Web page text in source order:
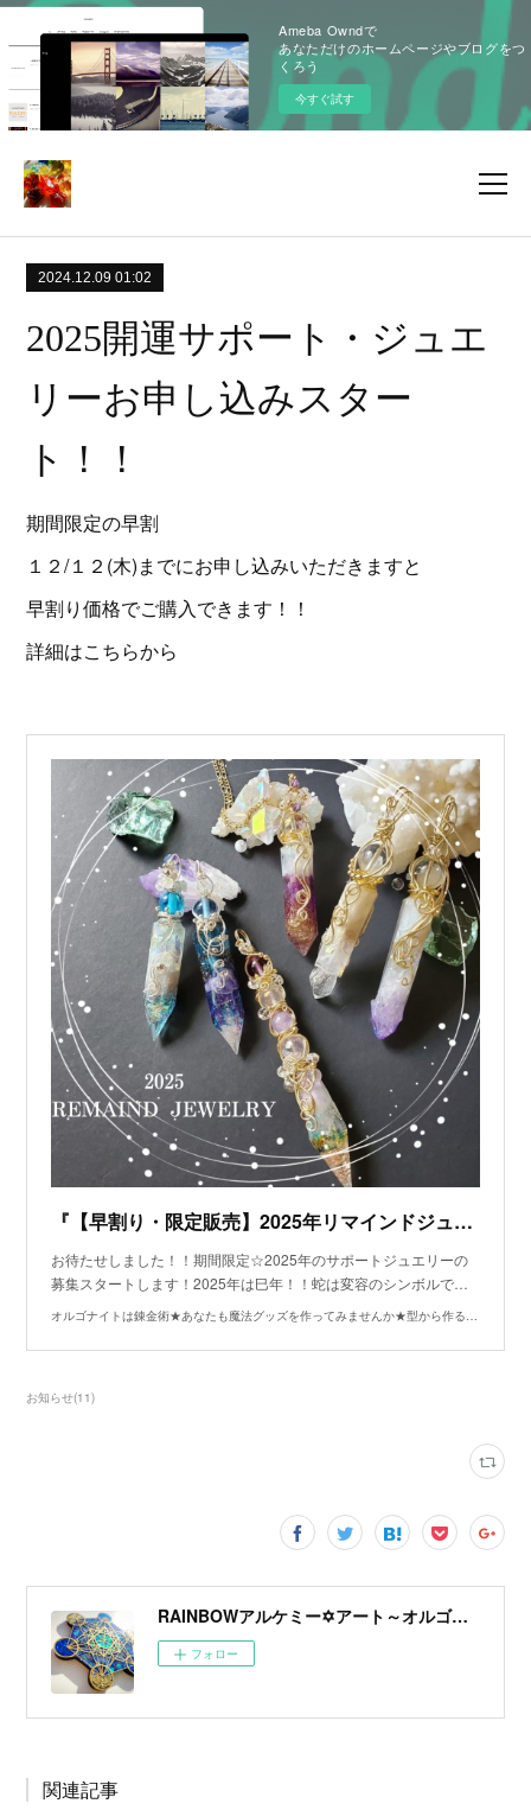
Ameba Owndで
あなただけのホームページやブログをつ
くろう
今すぐ試す
2024.12.09 01:02
2025開運サポート・ジュエ
リーお申し込みスター
ト！！
期間限定の早割
１２/１２(木)までにお申し込みいただきますと
早割り価格でご購入できます！！
詳細はこちらから
『【早割り・限定販売】2025年リマインドジュエリーのお申し込み開始』
お待たせしました！！期間限定☆2025年のサポートジュエリーの
募集スタートします！2025年は巳年！！蛇は変容のシンボルで…
オルゴナイトは錬金術★あなたも魔法グッズを作ってみませんか★型から作る講座★ＲＡＩＮＢＯＷ★アルケミーアートのブログ
お知らせ(11)
RAINBOWアルケミー✡️アート～オルゴナイトは錬金術～
フォロー
関連記事